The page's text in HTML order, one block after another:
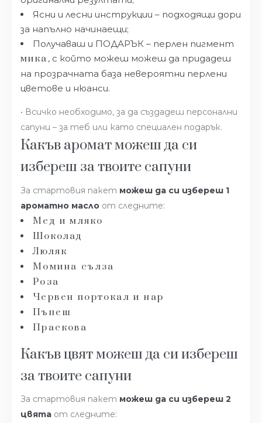
Ясни и лесни инструкции – подходящи дори
за напълно начинаещи;
Получаваш и ПОДАРЪК – перлен пигмент
мика , с който можеш можеш да придадеш
на прозрачната база невероятни перлени
цветове и нюанси.
• Всичко необходимо, за да създадеш персонални
сапуни – за теб или като специален подарък.
Какъв аромат можеш да си
избереш за твоите сапуни
За стартовия пакет можеш да си избереш 1
ароматно масло от следните:
Мед и мляко
Шоколад
Люляк
Момина сълза
Роза
Червен портокал и нар
Пъпеш
Праскова
Какъв цвят можеш да си избереш
за твоите сапуни
За стартовия пакет можеш да си избереш 2
цвята от следните: